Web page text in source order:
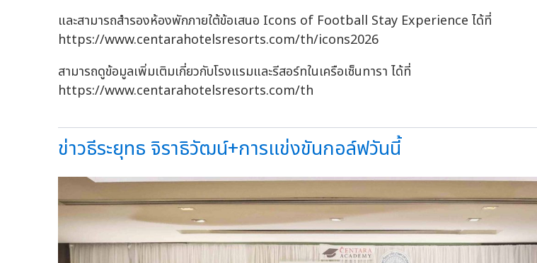
และสามารถสำรองห้องพักภายใต้ข้อเสนอ Icons of Football Stay Experience ได้ที่
https://www.centarahotelsresorts.com/th/icons2026
สามารถดูข้อมูลเพิ่มเติมเกี่ยวกับโรงแรมและรีสอร์ทในเครือเซ็นทารา ได้ที่
https://www.centarahotelsresorts.com/th
ข่าวธีระยุทธ จิราธิวัฒน์+การแข่งขันกอล์ฟวันนี้